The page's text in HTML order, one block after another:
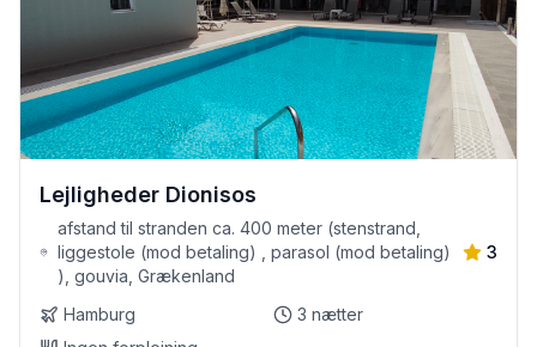
Lejligheder Dionisos
afstand til stranden ca. 400 meter (stenstrand,
liggestole (mod betaling) , parasol (mod betaling)
), gouvia, Grækenland
3
Hamburg 3 nætter